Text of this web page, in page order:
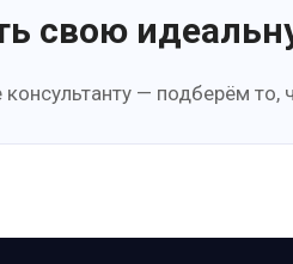
свою
консультанту — подберём